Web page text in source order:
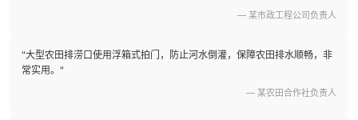
— 某市政工程公司负责人
"大型农田排涝口使用浮箱式拍门，防止河水倒灌，保障农田排水顺畅，非
常实用。"
— 某农田合作社负责人